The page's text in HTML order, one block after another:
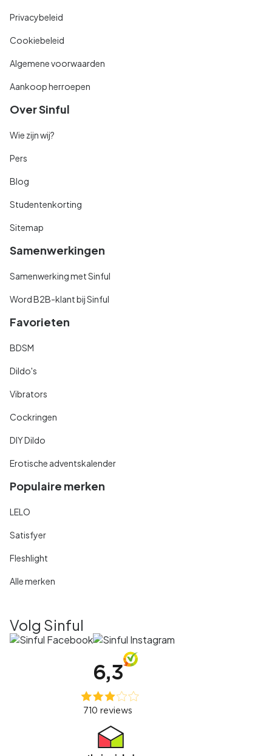
Privacybeleid
Cookiebeleid
Algemene voorwaarden
Aankoop herroepen
Over Sinful
Wie zijn wij?
Pers
Blog
Studentenkorting
Sitemap
Samenwerkingen
Samenwerking met Sinful
Word B2B-klant bij Sinful
Favorieten
BDSM
Dildo's
Vibrators
Cockringen
DIY Dildo
Erotische adventskalender
Populaire merken
LELO
Satisfyer
Fleshlight
Alle merken
Volg Sinful